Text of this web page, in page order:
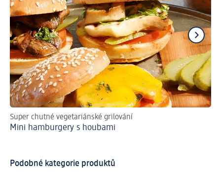
Super chutné vegetariánské grilování
Mini hamburgery s houbami
Podobné kategorie produktů